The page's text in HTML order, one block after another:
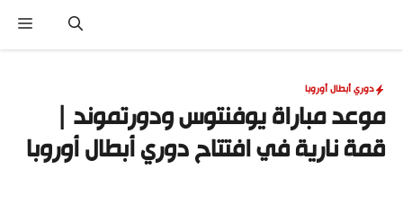
المحتوى
دوري أبطال أوروبا
موعد مباراة يوفنتوس ودورتموند |
قمة نارية في افتتاح دوري أبطال أوروبا